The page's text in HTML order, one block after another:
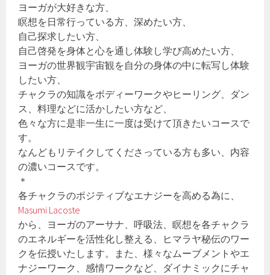
ヨーガが大好きな方、
瞑想を日常行っている方、深めたい方、
自己探求したい方、
自己啓発を身体と心を通し体験し学び高めたい方、
ヨーガの世界観宇宙観を自分の身体の中に転写し体験
したい方、
チャクラの知識をボディーワークやヒーリング、ダン
ス、料理などに活かしたい方など、
色々な方に是非一生に一度は受けて頂きたいコースで
す。
なんどもリテイクしてくださっている方も多い、内容
の濃いコースです。
＊
各チャクラのポジティブなエナジーを高める為に、
Masumi Lacoste
から、ヨーガのアーサナ、呼吸法、瞑想を各チャクラ
のエネルギーを活性化し整える、ヒマラヤ秘伝のワー
クを伝授いたします。また、様々なムーブメントやエ
ナジーワーク、感情ワークなど、ダイナミックにチャ